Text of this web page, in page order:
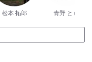
松本 拓郎 青野 とも